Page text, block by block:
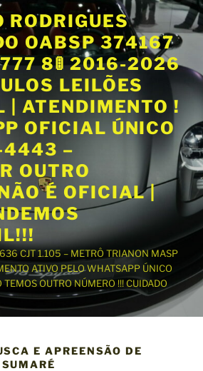
RODRIGUES
OABSP 374167
8🚦 2016-2026
LEILÕES
| ATENDIMENTO !
OFICIAL ÚNICO
–
OUTRO
É OFICIAL |
CJT 1.105 – METRÔ TRIANON MASP
ATIVO PELO WHATSAPP ÚNICO
OUTRO NÚMERO !!! CUIDADO
E APREENSÃO DE